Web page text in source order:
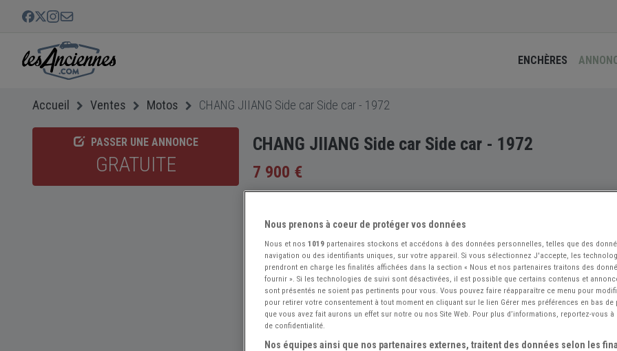
ENCHÈRES
Accueil Ventes Motos CHANG JIIANG Side car Side car - 1972
PASSER UNE ANNONCE
GRATUITE
CHANG JIIANG Side car Side car - 1972
7 900 €
Nous prenons à coeur de protéger vos données
Nous et nos 1019 partenaires stockons et accédons à des données personnelles, telles que des
navigation ou des identifiants uniques, sur votre appareil. Si vous sélectionnez J'accepte, les
prendront en charge les finalités affichées dans la section « Nous et nos partenaires traitons des
fournir ». Si les technologies de suivi sont désactivées, il est possible que certains contenus et
sont présentés ne soient pas pertinents pour vous. Vous pouvez faire réapparaître ce menu pour
pour retirer votre consentement à tout moment en cliquant sur le lien Gérer mes préférences en bas de
que vous avez fait aurons un effet sur notre ou nos Site Web. Pour plus d’informations, reportez-vous
de confidentialité.
Nos équipes ainsi que nos partenaires externes, traitent des données selon les